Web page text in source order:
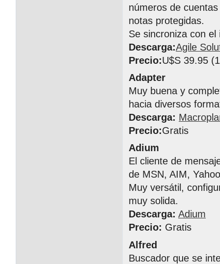
números de
notas protegidas.
Se sincroniza con
Descarga:Agile
Precio:U$S 39.95
Adapter
Muy buena y
hacia diversos
Descarga:
Precio:Gratis
Adium
El cliente de
de MSN, AIM,
Muy versátil,
muy solida.
Descarga: Adium
Precio: Gratis
Alfred
Buscador que se